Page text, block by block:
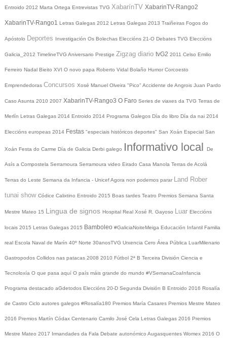
Entroido 2012 Marta Ortega Entrevistas TVG XabarínTV XabarinTV-Rango2
XabarinTV-Rango1 Letras Galegas 2012 Letras Galegas 2013 Traiñeiras Fogos do
Apóstolo Deportes Investigación Os Bolechas Eleccións 21-O Debates TVG Eleccións
Galicia_2012 TimelineTVG Aniversario Prestige Zigzag diario tvG2 2011 Celso Emilio
Ferreiro Nadal Bieito XVI O novo papa Roberto Vidal Bolaño Humor Corcoesto
Emprendedoras Concursos Xosé Manuel Olveira "Pico" Accidente de Angrois Juan Pardo
Caso Asunta 2010 2007 XabarinTV-Rango3 O Faro Series de viaxes da TVG Terras de
Merlín Letras Galegas 2014 Entroido 2014 Programa Galegos Día do libro Día da nai 2014
Eleccións europeas 2014 Festas "especiais históricos deportes" San Xoán Especial San
Xoán Festa do Carme Día de Galicia Derbi galego Informativo local De
Asís a Compostela Serramoura Serramoura video Eirado Casa Manola Terras de Acolá
Terras do Leste Semana da Infancia - UnicefAgora non podemos parar Land Rober
tunai show Códice Calixtino Entroido 2015 Boas tardes Teatro Premios Semana Santa
Mestre Mateo 15 Lingua de signos Hospital Real Xosé R. Gayoso Luar Eleccións
locais 2015 Letras Galegas 2015 Bamboleo #GaliciaNoiteMeiga Educación Infantil Familia
real Escola Naval de Marín 40º Norte 30anosTVG Urxencia Cero Área Pública LuarMilenario
Gastropodos Collidos nas patacas 2008 2010 Fútbol 2ª B Terceira División Ciencia e
Tecnoloxía O que pasa aquí O país máis grande do mundo #VSemanaCoaInfancia
Programa destacado aGdetodos Eleccións 20-D Segunda División B Entroido 2016 Rosalía
de Castro Ciclo autores galegos #Rosalía180 Premios María Casares Premios Mestre Mateo
2016 Premios Martín Códax Centenario Camilo José Cela Letras Galegas 2016 Premios
Mestre Mateo 2017 Irmandades da Fala Debate autonómico Augasquentes Womex 2016 O